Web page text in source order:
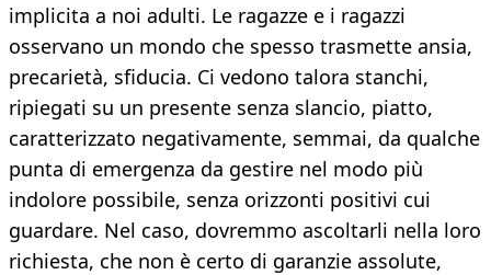
implicita a noi adulti. Le ragazze e i ragazzi
osservano un mondo che spesso trasmette ansia,
precarietà, sfiducia. Ci vedono talora stanchi,
ripiegati su un presente senza slancio, piatto,
caratterizzato negativamente, semmai, da qualche
punta di emergenza da gestire nel modo più
indolore possibile, senza orizzonti positivi cui
guardare. Nel caso, dovremmo ascoltarli nella loro
richiesta, che non è certo di garanzie assolute,